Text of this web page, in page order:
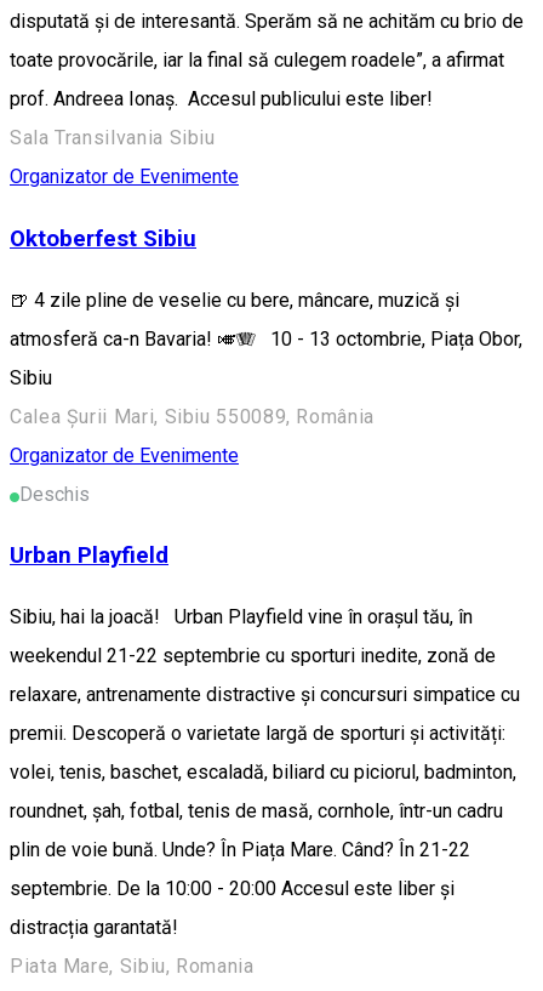
disputată și de interesantă. Sperăm să ne achităm cu brio de
toate provocările, iar la final să culegem roadele”, a afirmat
prof. Andreea Ionaș. Accesul publicului este liber!
Sala Transilvania Sibiu
Organizator de Evenimente
Oktoberfest Sibiu
🍺 4 zile pline de veselie cu bere, mâncare, muzică și
atmosferă ca-n Bavaria! 🎺🪗 10 - 13 octombrie, Piața Obor,
Sibiu
Calea Șurii Mari, Sibiu 550089, România
Organizator de Evenimente
Deschis
Urban Playfield
Sibiu, hai la joacă! Urban Playfield vine în orașul tău, în
weekendul 21-22 septembrie cu sporturi inedite, zonă de
relaxare, antrenamente distractive și concursuri simpatice cu
premii. Descoperă o varietate largă de sporturi și activități:
volei, tenis, baschet, escaladă, biliard cu piciorul, badminton,
roundnet, șah, fotbal, tenis de masă, cornhole, într-un cadru
plin de voie bună. Unde? În Piața Mare. Când? În 21-22
septembrie. De la 10:00 - 20:00 Accesul este liber și
distracția garantată!
Piata Mare, Sibiu, Romania